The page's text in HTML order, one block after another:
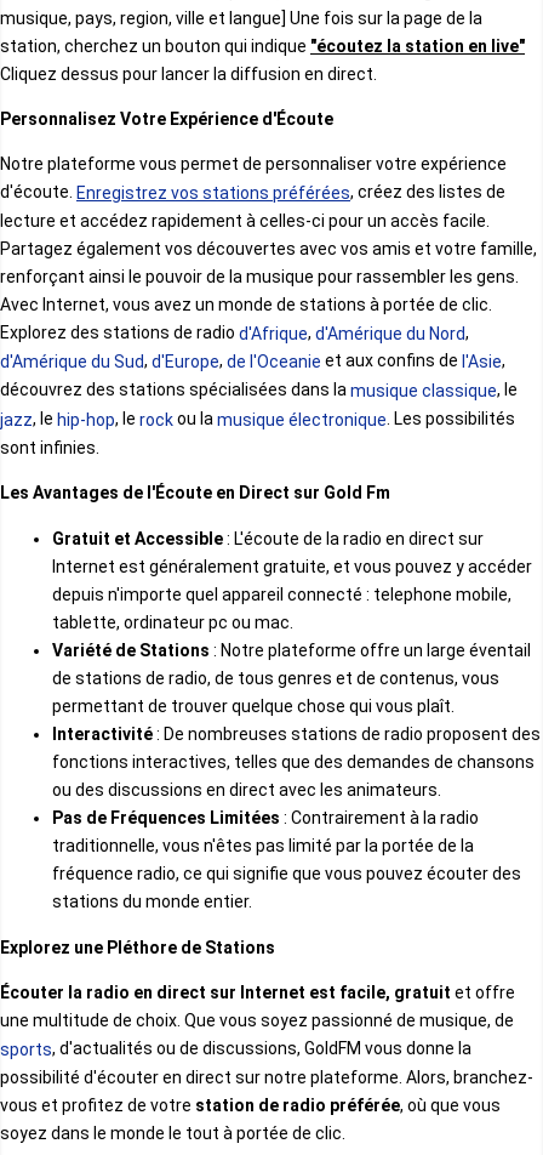
Ghana
Guinée
Guinée Bissau
Guinée équatoriale
Kenya
Lesotho
Libye
Libéria
Madagascar
Mali
Maroc
Maurice
Mauritanie
Polonais
Philippin
Serbe
Magyar
Russe
Ukrainien
Hindi
Kiswahili
Croate
Suedois
Cestina
Chinois
Cinghalais
Danois
musique, pays, region, ville et langue] Une fois sur la page de la
station, cherchez un bouton qui indique "écoutez la station en live"
Cliquez dessus pour lancer la diffusion en direct.
Personnalisez Votre Expérience d'Écoute
Notre plateforme vous permet de personnaliser votre expérience
d'écoute. Enregistrez vos stations préférées, créez des listes de
lecture et accédez rapidement à celles-ci pour un accès facile.
Partagez également vos découvertes avec vos amis et votre famille,
renforçant ainsi le pouvoir de la musique pour rassembler les gens.
Avec Internet, vous avez un monde de stations à portée de clic.
Explorez des stations de radio d'Afrique, d'Amérique du Nord,
d'Amérique du Sud, d'Europe, de l'Oceanie et aux confins de l'Asie,
découvrez des stations spécialisées dans la musique classique, le
jazz, le hip-hop, le rockou la musique électronique . Les possibilités
sont infinies.
Les Avantages de l'Écoute en Direct sur Gold Fm
Gratuit et Accessible: L'écoute de la radio en direct sur
Internet est généralement gratuite, et vous pouvez y accéder
depuis n'importe quel appareil connecté : telephone mobile,
tablette, ordinateur pc ou mac.
Variété de Stations : Notre plateforme offre un large éventail
de stations de radio, de tous genres et de contenus, vous
permettant de trouver quelque chose qui vous plaît.
Interactivité: De nombreuses stations de radio proposent des
fonctions interactives, telles que des demandes de chansons
ou des discussions en direct avec les animateurs.
Pas de Fréquences Limitées : Contrairement à la radio
traditionnelle, vous n'êtes pas limité par la portée de la
fréquence radio, ce qui signifie que vous pouvez écouter des
stations du monde entier.
Explorez une Pléthore de Stations
Écouter la radio en direct sur Internet est facile, gratuit et offre
une multitude de choix. Que vous soyez passionné de musique, de
sports, d'actualités ou de discussions, GoldFM vous donne la
possibilité d'écouter en direct sur notre plateforme. Alors, branchez-
vous et profitez de votre station de radio préférée, où que vous
soyez dans le monde le tout à portée de clic.